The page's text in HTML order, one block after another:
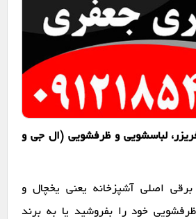
لباسشویی و ظرفشویی (ال جی و
برقی اصلی آشپزخانه یعنی یخچال و
خود را بفروشید یا به برند